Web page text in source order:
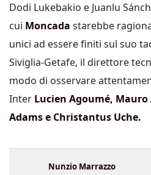
Dodi Lukebakio e Juanlu
cui Moncada starebbe
unici ad essere finiti sul suo
Siviglia-Getafe, il direttore
modo di osservare
Inter Lucien Agoumé, Mauro
Adams e Christantus Uche.
Nunzio Marrazzo